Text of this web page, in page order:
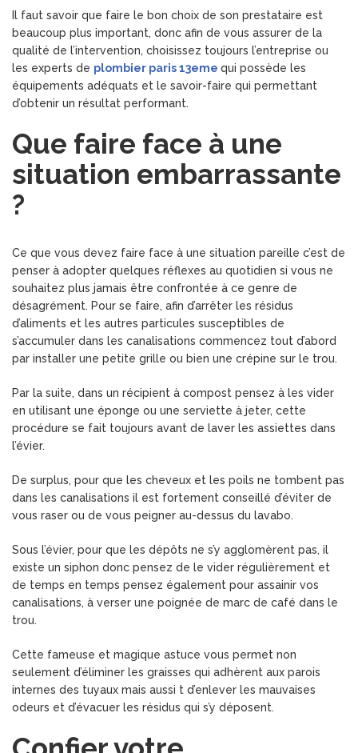
Il faut savoir que faire le bon choix de son prestataire est
beaucoup plus important, donc afin de vous assurer de la
qualité de l’intervention, choisissez toujours l’entreprise ou
les experts de plombier paris 13eme qui possède les
équipements adéquats et le savoir-faire qui permettant
d’obtenir un résultat performant.
Que faire face à une
situation embarrassante
?
Ce que vous devez faire face à une situation pareille c’est de
penser à adopter quelques réflexes au quotidien si vous ne
souhaitez plus jamais être confrontée à ce genre de
désagrément. Pour se faire, afin d’arrêter les résidus
d’aliments et les autres particules susceptibles de
s’accumuler dans les canalisations commencez tout d’abord
par installer une petite grille ou bien une crépine sur le trou.
Par la suite, dans un récipient à compost pensez à les vider
en utilisant une éponge ou une serviette à jeter, cette
procédure se fait toujours avant de laver les assiettes dans
l’évier.
De surplus, pour que les cheveux et les poils ne tombent pas
dans les canalisations il est fortement conseillé d’éviter de
vous raser ou de vous peigner au-dessus du lavabo.
Sous l’évier, pour que les dépôts ne s’y agglomèrent pas, il
existe un siphon donc pensez de le vider régulièrement et
de temps en temps pensez également pour assainir vos
canalisations, à verser une poignée de marc de café dans le
trou.
Cette fameuse et magique astuce vous permet non
seulement d’éliminer les graisses qui adhèrent aux parois
internes des tuyaux mais aussi t d’enlever les mauvaises
odeurs et d’évacuer les résidus qui s’y déposent.